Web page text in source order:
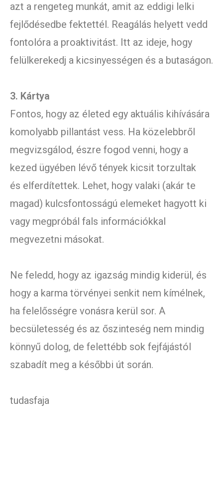
azt a rengeteg munkát, amit az eddigi lelki
fejlődésedbe fektettél. Reagálás helyett vedd
fontolóra a proaktivitást. Itt az ideje, hogy
felülkerekedj a kicsinyességen és a butaságon.
3. Kártya
Fontos, hogy az életed egy aktuális kihívására
komolyabb pillantást vess. Ha közelebbről
megvizsgálod, észre fogod venni, hogy a
kezed ügyében lévő tények kicsit torzultak
és elferdítettek. Lehet, hogy valaki (akár te
magad) kulcsfontosságú elemeket hagyott ki
vagy megpróbál fals információkkal
megvezetni másokat.
Ne feledd, hogy az igazság mindig kiderül, és
hogy a karma törvényei senkit nem kímélnek,
ha felelősségre vonásra kerül sor. A
becsületesség és az őszinteség nem mindig
könnyű dolog, de felettébb sok fejfájástól
szabadít meg a későbbi út során.
tudasfaja